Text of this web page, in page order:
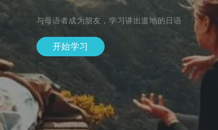
与母语者成为朋友，学习讲出道地的日语
开始学习